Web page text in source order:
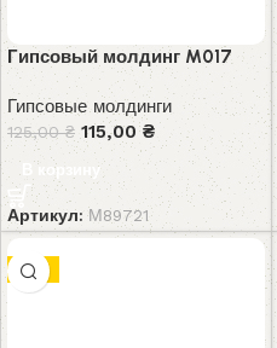
Гипсовый молдинг M017
Гипсовые молдинги
125,00₴ 115,00₴
В корзину
Артикул:М89721
-8%